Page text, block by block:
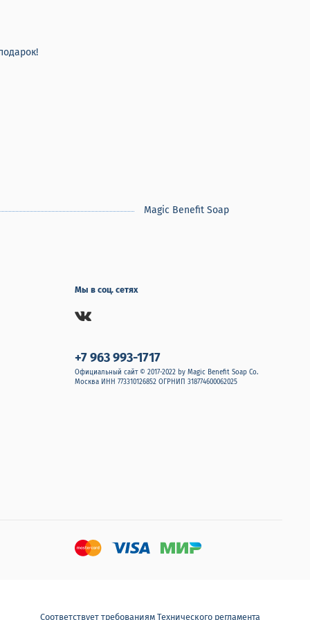
Magic Benefit Soap
Мы в соц. сетях
+7 963 993-1717
Официальный сайт © 2017-2022 by Magic Benefit Soap Co.
Москва ИНН 773310126852 ОГРНИП 318774600062025
Соответствует требованиям Технического регламента